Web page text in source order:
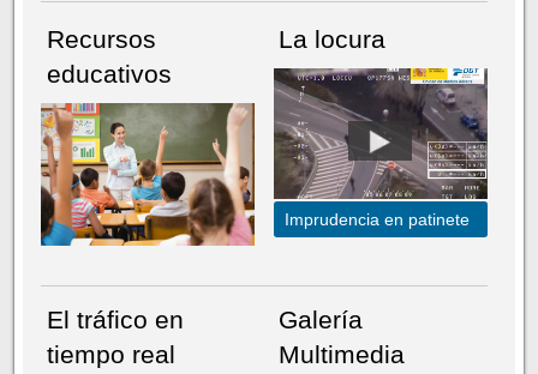
Recursos
educativos
La locura
Imprudencia en patinete
El tráfico en
tiempo real
Galería
Multimedia